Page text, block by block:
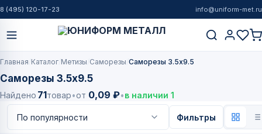
8 (495) 120-17-23 info@uniform-met.ru
Главная Каталог Метизы Саморезы Саморезы 3.5x9.5
Саморезы 3.5x9.5
Найдено 71товар•от 0,09 ₽•в наличии 1
Фильтры